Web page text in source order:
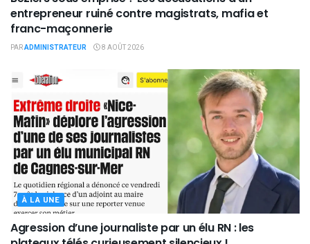
entrepreneur ruiné contre magistrats, mafia et
franc-maçonnerie
PARADMINISTRATEUR 8 AOÛT 2026
À LA UNE
Agression d’une journaliste par un élu RN : les